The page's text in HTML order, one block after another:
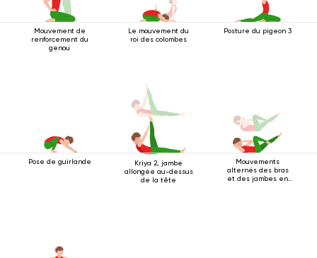
Mouvement de
renforcement du
genou
Le mouvement du
roi des colombes
Posture du pigeon 3
Pose de guirlande
Kriya 2, jambe
allongée au-dessus
de la tête
Mouvements
alternés des bras
et des jambes en